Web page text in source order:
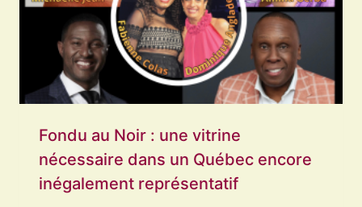
DE
DIGNITÉ
Fondu au Noir : une vitrine
nécessaire dans un Québec encore
inégalement représentatif